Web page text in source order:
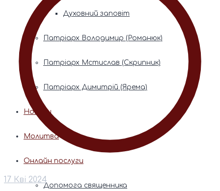
Духовний заповіт
Патріарх Володимир (Романюк)
Патріарх Мстислав (Скрипник)
Патріарх Димитрій (Ярема)
Новини
Молитва
Онлайн послуги
Допомога священника
17 Кві 2024